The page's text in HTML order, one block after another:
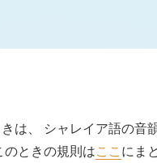
は、 シャレイア語の音
ときの規則はここにま